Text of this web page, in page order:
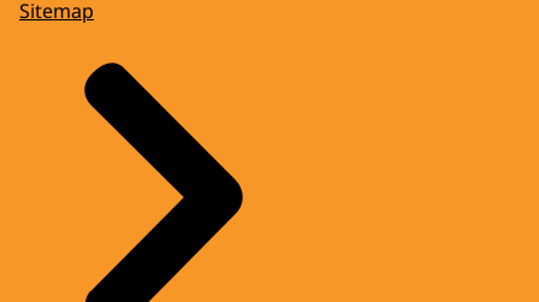
Sitemap